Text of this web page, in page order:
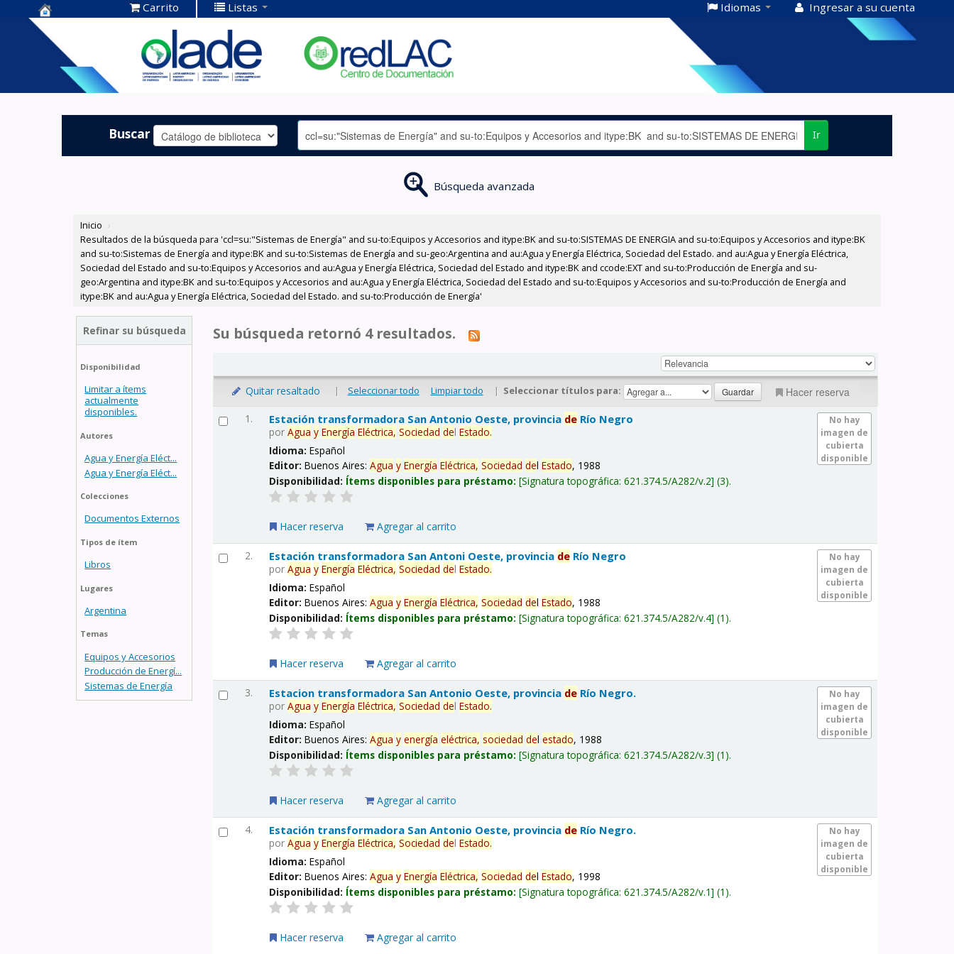
Centro de
Documentación
OLADE -
Carrito Listas Idiomas Ingresar a su cuenta
Buscar Ir
Búsqueda avanzada
Inicio ›
Resultados de la búsqueda para 'ccl=su:"Sistemas de Energía" and su-to:Equipos y Accesorios and itype:BK and su-to:SISTEMAS DE ENERGIA and su-to:Equipos y Accesorios and itype:BK
and su-to:Sistemas de Energía and itype:BK and su-to:Sistemas de Energía and su-geo:Argentina and au:Agua y Energía Eléctrica, Sociedad del Estado. and au:Agua y Energía Eléctrica,
Sociedad del Estado and su-to:Equipos y Accesorios and au:Agua y Energía Eléctrica, Sociedad del Estado and itype:BK and ccode:EXT and su-to:Producción de Energía and su-
geo:Argentina and itype:BK and su-to:Equipos y Accesorios and au:Agua y Energía Eléctrica, Sociedad del Estado and su-to:Equipos y Accesorios and su-to:Producción de Energía and
itype:BK and au:Agua y Energía Eléctrica, Sociedad del Estado. and su-to:Producción de Energía'
Refinar su búsqueda
Disponibilidad
Limitar a ítems
actualmente
disponibles.
Autores
Agua y Energía Eléct...
Agua y Energía Eléct...
Colecciones
Documentos Externos
Tipos de ítem
Libros
Lugares
Argentina
Temas
Equipos y Accesorios
Producción de Energí...
Sistemas de Energía
Su búsqueda retornó 4 resultados.
Quitar resaltado | Seleccionar todo Limpiar todo | Seleccionar títulos para: Hacer reserva
1.
No hay
imagen de
cubierta
disponible
Estación transformadora San Antonio Oeste, provincia de Río Negro
porAgua y Energía Eléctrica, Sociedad delEstado.
Idioma:Español
Editor:Buenos Aires:Agua y Energía Eléctrica, Sociedad delEstado, 1988
Disponibilidad: Ítems disponibles para préstamo: Signatura topográfica:621.374.5/A282/v.2 (3).
Hacer reserva Agregar al carrito
2.
No hay
imagen de
cubierta
disponible
Estación transformadora San Antoni Oeste, provincia de Río Negro
porAgua y Energía Eléctrica, Sociedad delEstado.
Idioma:Español
Editor:Buenos Aires:Agua y Energía Eléctrica, Sociedad delEstado, 1988
Disponibilidad: Ítems disponibles para préstamo: Signatura topográfica:621.374.5/A282/v.4 (1).
Hacer reserva Agregar al carrito
3.
No hay
imagen de
cubierta
disponible
Estacion transformadora San Antonio Oeste, provincia de Río Negro.
porAgua y Energía Eléctrica, Sociedad delEstado.
Idioma:Español
Editor:Buenos Aires:Agua y energía eléctrica, sociedad delestado, 1988
Disponibilidad: Ítems disponibles para préstamo: Signatura topográfica:621.374.5/A282/v.3 (1).
Hacer reserva Agregar al carrito
4.
No hay
imagen de
cubierta
disponible
Estación transformadora San Antonio Oeste, provincia de Río Negro.
porAgua y Energía Eléctrica, Sociedad delEstado.
Idioma:Español
Editor:Buenos Aires:Agua y Energía Eléctrica, Sociedad delEstado, 1998
Disponibilidad: Ítems disponibles para préstamo: Signatura topográfica:621.374.5/A282/v.1 (1).
Hacer reserva Agregar al carrito